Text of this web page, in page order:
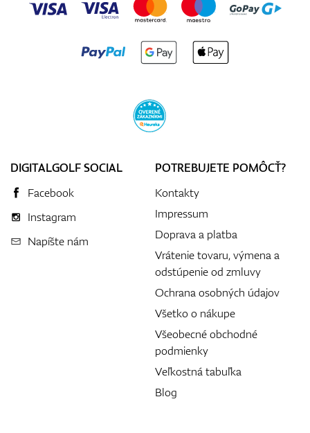
DIGITALGOLF SOCIAL
Facebook
Instagram
Napíšte nám
POTREBUJETE POMÔCŤ?
Kontakty
Impressum
Doprava a platba
Vrátenie tovaru, výmena a
odstúpenie od zmluvy
Ochrana osobných údajov
Všetko o nákupe
Všeobecné obchodné
podmienky
Veľkostná tabuľka
Blog